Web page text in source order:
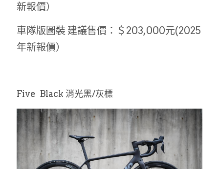
新報價）
車隊版圖裝 建議售價：＄203,000元(2025
年新報價）
Five  Black 消光黑/灰標